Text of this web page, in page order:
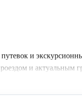
и
и актуальным